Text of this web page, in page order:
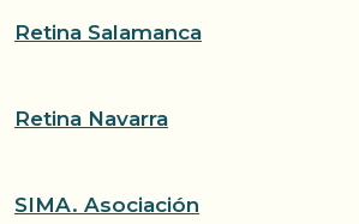
Retina Salamanca
Retina Navarra
SIMA. Asociación